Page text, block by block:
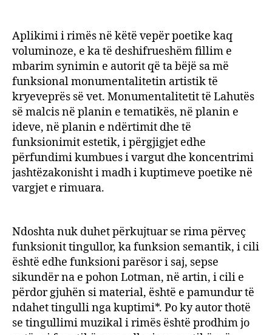
Aplikimi i rimës në këtë vepër poetike kaq
voluminoze, e ka të deshifrueshëm fillim e
mbarim synimin e autorit që ta bëjë sa më
funksional monumentalitetin artistik të
kryeveprës së vet. Monumentalitetit të Lahutës
së malcis në planin e tematikës, në planin e
ideve, në planin e ndërtimit dhe të
funksionimit estetik, i përgjigjet edhe
përfundimi kumbues i vargut dhe koncentrimi
jashtëzakonisht i madh i kuptimeve poetike në
vargjet e rimuara.
Ndoshta nuk duhet përkujtuar se rima përveç
funksionit tingullor, ka funksion semantik, i cili
është edhe funksioni parësor i saj, sepse
sikundër na e pohon Lotman, në artin, i cili e
përdor gjuhën si material, është e pamundur të
ndahet tingulli nga kuptimi*. Po ky autor thotë
se tingullimi muzikal i rimës është prodhim jo